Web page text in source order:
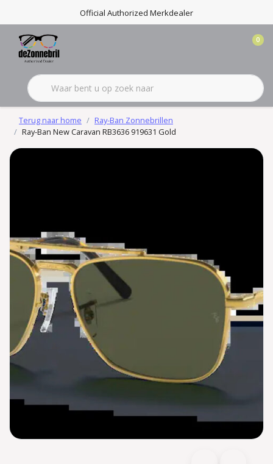
Official Authorized Merkdealer
0
Terug naar home
Ray-Ban Zonnebrillen
Ray-Ban New Caravan RB3636 919631 Gold